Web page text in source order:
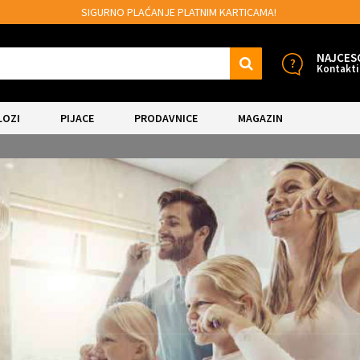
MOGUĆNOST BESPLATNE
PIJACE PRODAVNICE MAGAZIN